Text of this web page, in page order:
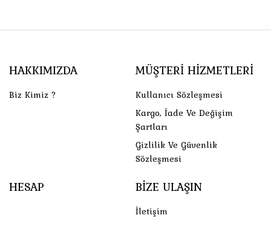
HAKKIMIZDA
Biz Kimiz ?
MÜŞTERI HIZMETLERI
Kullanıcı Sözleşmesi
Kargo, İade Ve Değişim
Şartları
Gizlilik Ve Güvenlik
Sözleşmesi
HESAP BIZE ULAŞIN
İletişim